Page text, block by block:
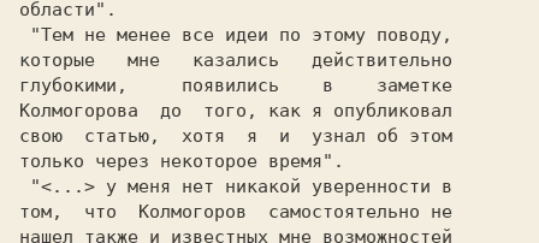
области".
которые   мне   казались   действительно
глубокими,     появились    в    заметке
Колмогорова  до  того, как я опубликовал
свою  статью,  хотя  я  и  узнал об этом
только через некоторое время".
том,  что  Колмогоров  самостоятельно не
нашел также и известных мне возможностей